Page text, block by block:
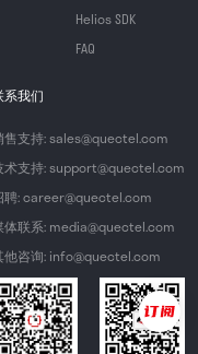
Helios SDK
FAQ
系我们
售支持: sales@quectel.com
术支持: support@quectel.com
聘: career@quectel.com
体联系: media@quectel.com
他咨询: info@quectel.com